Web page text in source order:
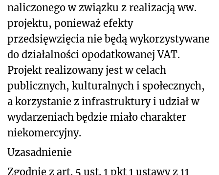
naliczonego w związku z realizacją ww.
projektu, ponieważ efekty
przedsięwzięcia nie będą wykorzystywane
do działalności opodatkowanej VAT.
Projekt realizowany jest w celach
publicznych, kulturalnych i społecznych,
a korzystanie z infrastruktury i udział w
wydarzeniach będzie miało charakter
niekomercyjny.
Uzasadnienie
Zgodnie z art. 5 ust. 1 pkt 1 ustawy z 11